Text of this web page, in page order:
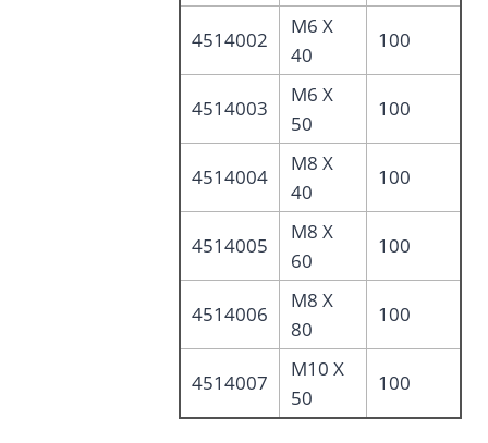
4514002
M6 X
40
100
4514003
M6 X
50
100
4514004
M8 X
40
100
4514005
M8 X
60
100
4514006
M8 X
80
100
4514007
M10 X
50
100